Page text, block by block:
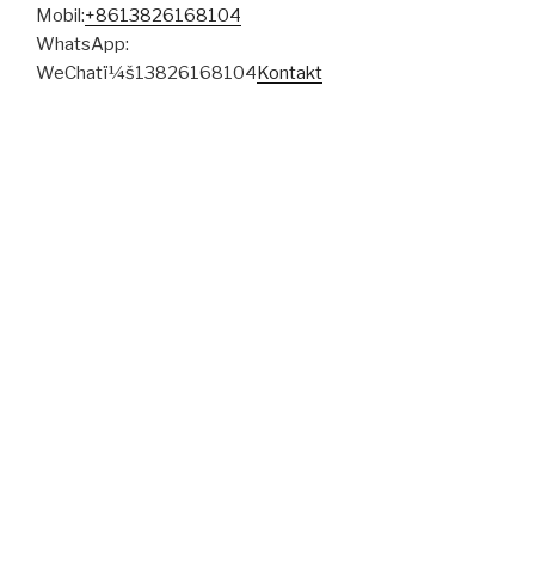
Mobil:+8613826168104
WhatsApp:
WeChatï¼š13826168104Kontakt